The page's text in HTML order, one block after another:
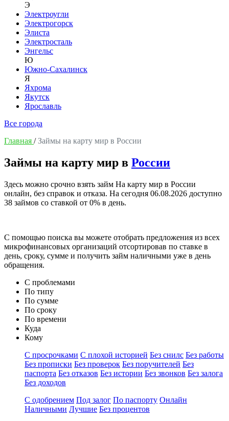
Э
Электроугли
Электрогорск
Элиста
Электросталь
Энгельс
Ю
Южно-Сахалинск
Я
Яхрома
Якутск
Ярославль
Все города
Главная /Займы на карту мир в России
Займы на карту мир в России
Здесь можно срочно взять займ На карту мир в России
онлайн, без справок и отказа. На сегодня 06.08.2026 доступно
38 займов со ставкой от 0% в день.
С помощью поиска вы можете отобрать предложения из всех
микрофинансовых организаций отсортировав по ставке в
день, сроку, сумме и получить займ наличными уже в день
обращения.
С проблемами
По типу
По сумме
По сроку
По времени
Куда
Кому
С просрочками С плохой историей Без снилс Без работы
Без прописки Без проверок Без поручителей Без
паспорта Без отказов Без истории Без звонков Без залога
Без доходов
С одобрением Под залог По паспорту Онлайн
Наличными Лучшие Без процентов